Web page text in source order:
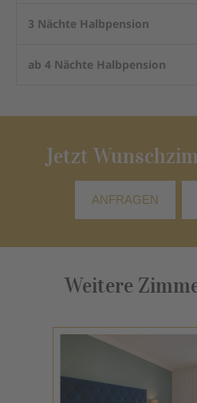
3 Nächte Halbpension
ab 4 Nächte Halbpension
Jetzt
ANFRAGEN
Weitere